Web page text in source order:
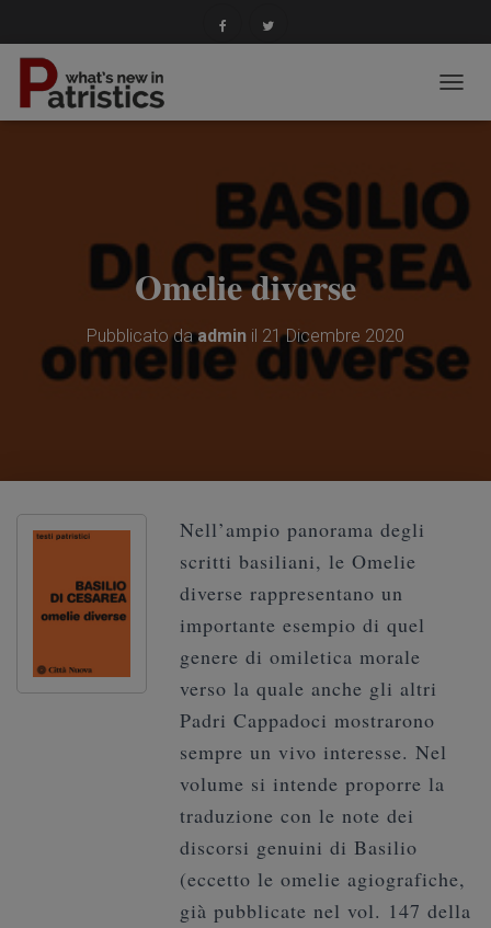
A
G
A
Z
I
O
N
O
G
Omelie diverse
Pubblicato daadmin il 21 Dicembre 2020
Nell’ampio panorama degli
scritti basiliani, le Omelie
diverse rappresentano un
importante esempio di quel
genere di omiletica morale
verso la quale anche gli altri
Padri Cappadoci mostrarono
sempre un vivo interesse. Nel
volume si intende proporre la
traduzione con le note dei
discorsi genuini di Basilio
(eccetto le omelie agiografiche,
già pubblicate nel vol. 147 della